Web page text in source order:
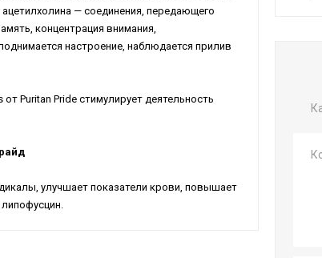
— соединения, передающего
концентрация внимания,
настроение, наблюдается прилив
от Puritan Pride стимулирует деятельность
улучшает показатели крови, повышает
липофусцин.